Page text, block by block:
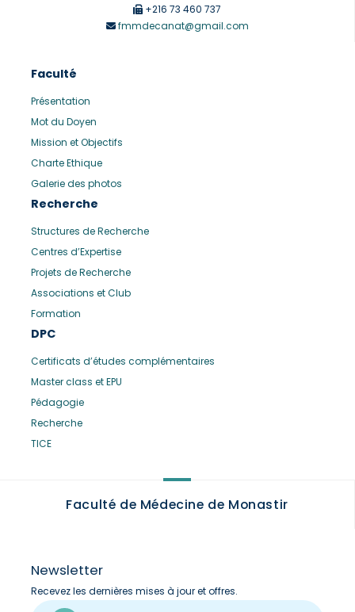
+216 73 460 737
fmmdecanat@gmail.com
Faculté
Présentation
Mot du Doyen
Mission et Objectifs
Charte Ethique
Galerie des photos
Recherche
Structures de Recherche
Centres d’Expertise
Projets de Recherche
Associations et Club
Formation
DPC
Certificats d’études complémentaires
Master class et EPU
Pédagogie
Recherche
TICE
Faculté de Médecine de Monastir
Newsletter
Recevez les dernières mises à jour et offres.